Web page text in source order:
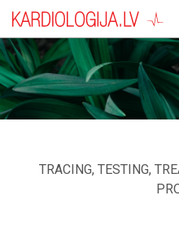
TRACING, TESTING,